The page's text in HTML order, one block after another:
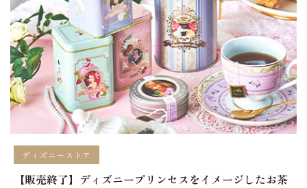
ディズニーストア
【販売終了】ディズニープリンセスをイメージしたお茶